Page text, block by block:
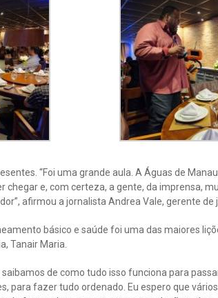
“Foi uma grande aula. A Águas de
chegar e, com certeza, a gente, da imprensa,
afirmou a jornalista Andrea Vale, gerente de
básico e saúde foi uma das maiores
Tanair Maria.
de como tudo isso funciona para
para fazer tudo ordenado. Eu espero que